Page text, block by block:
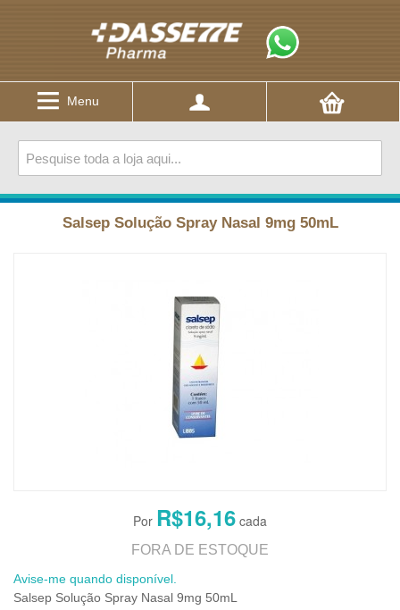
Menu
Salsep Solução Spray Nasal 9mg 50mL
R$16,16
FORA DE ESTOQUE
Avise-me quando disponível.
Salsep Solução Spray Nasal 9mg 50mL